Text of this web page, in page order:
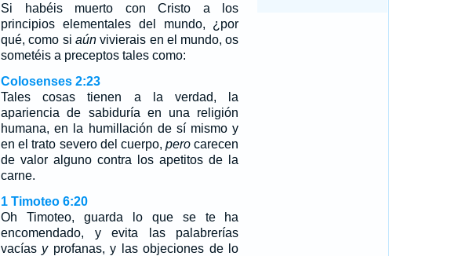
Si habéis muerto con Cristo a los
principios elementales del mundo, ¿por
qué, como si aúnvivierais en el mundo, os
sometéis a preceptos tales como:
Colosenses 2:23
Tales cosas tienen a la verdad, la
apariencia de sabiduría en una religión
humana, en la humillación de sí mismo y
en el trato severo del cuerpo,pero carecen
de valor alguno contra los apetitos de la
carne.
1 Timoteo 6:20
Oh Timoteo, guarda lo que se te ha
encomendado, y evita las palabrerías
vacías yprofanas, y las objeciones de lo